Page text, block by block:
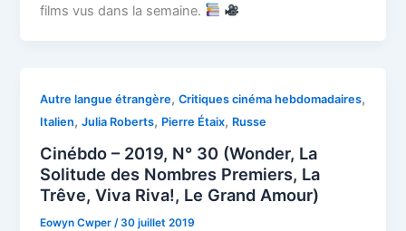
films vus dans la semaine.
Autre langue étrangère,Critiques cinéma hebdomadaires,
Italien,Julia Roberts, Pierre Étaix, Russe
Cinébdo – 2019, N° 30 (Wonder, La
Solitude des Nombres Premiers, La
Trêve, Viva Riva!, Le Grand Amour)
Eowyn Cwper/30 juillet 2019